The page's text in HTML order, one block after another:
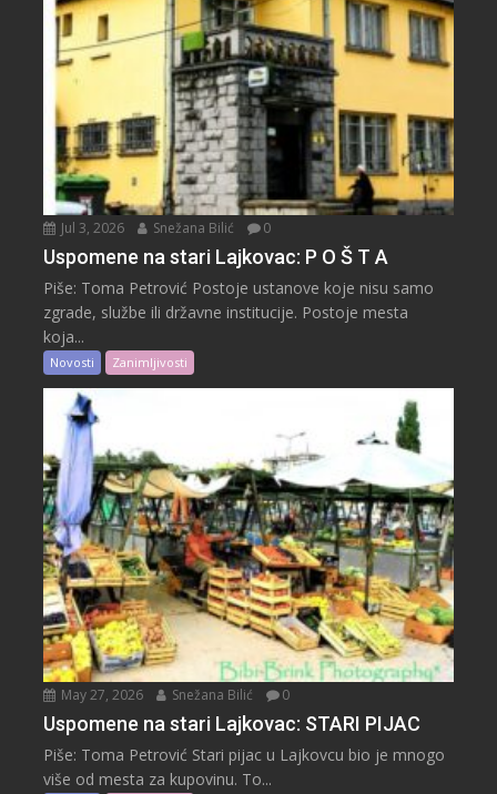
Jul 3, 2026 Snežana Bilić 0
Uspomene na stari Lajkovac: P O Š T A
Piše: Toma Petrović Postoje ustanove koje nisu samo
zgrade, službe ili državne institucije. Postoje mesta
koja...
Novosti Zanimljivosti
May 27, 2026 Snežana Bilić 0
Uspomene na stari Lajkovac: STARI PIJAC
Piše: Toma Petrović Stari pijac u Lajkovcu bio je mnogo
više od mesta za kupovinu. To...